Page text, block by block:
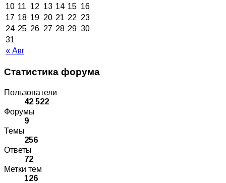
« Авг
10 11 12 13 14 15 16
17 18 19 20 21 22 23
24 25 26 27 28 29 30
31
Статистика форума
Пользователи
42 522
Форумы
9
Темы
256
Ответы
72
Метки тем
126